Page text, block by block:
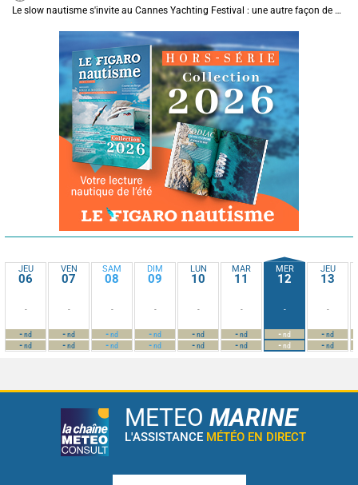
Le slow nautisme s'invite au Cannes Yachting Festival : une autre façon de naviguer prend le large
JEU
06
-
-nd
-nd
VEN
07
-
-nd
-nd
SAM
08
-
-nd
-nd
DIM
09
-
-nd
-nd
LUN
10
-
-nd
-nd
MAR
11
-
-nd
-nd
MER
12
-
-nd
-nd
JEU
13
-
-nd
-nd
METEO MARINE
L'ASSISTANCE MÉTÉO EN DIRECT